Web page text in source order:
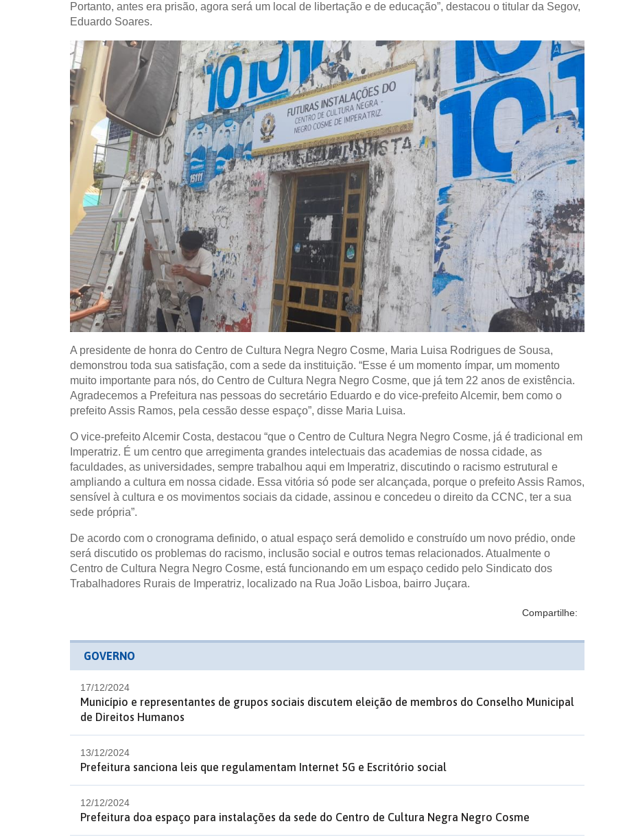
Portanto, antes era prisão, agora será um local de libertação e de educação”, destacou o titular da Segov,
Eduardo Soares.
A presidente de honra do Centro de Cultura Negra Negro Cosme, Maria Luisa Rodrigues de Sousa,
demonstrou toda sua satisfação, com a sede da instituição. “Esse é um momento ímpar, um momento
muito importante para nós, do Centro de Cultura Negra Negro Cosme, que já tem 22 anos de existência.
Agradecemos a Prefeitura nas pessoas do secretário Eduardo e do vice-prefeito Alcemir, bem como o
prefeito Assis Ramos, pela cessão desse espaço”, disse Maria Luisa.
O vice-prefeito Alcemir Costa, destacou “que o Centro de Cultura Negra Negro Cosme, já é tradicional em
Imperatriz. É um centro que arregimenta grandes intelectuais das academias de nossa cidade, as
faculdades, as universidades, sempre trabalhou aqui em Imperatriz, discutindo o racismo estrutural e
ampliando a cultura em nossa cidade. Essa vitória só pode ser alcançada, porque o prefeito Assis Ramos,
sensível à cultura e os movimentos sociais da cidade, assinou e concedeu o direito da CCNC, ter a sua
sede própria”.
De acordo com o cronograma definido, o atual espaço será demolido e construído um novo prédio, onde
será discutido os problemas do racismo, inclusão social e outros temas relacionados. Atualmente o
Centro de Cultura Negra Negro Cosme, está funcionando em um espaço cedido pelo Sindicato dos
Trabalhadores Rurais de Imperatriz, localizado na Rua João Lisboa, bairro Juçara.
Compartilhe:
GOVERNO
17/12/2024
Município e representantes de grupos sociais discutem eleição de membros do Conselho Municipal
de Direitos Humanos
13/12/2024
Prefeitura sanciona leis que regulamentam Internet 5G e Escritório social
12/12/2024
Prefeitura doa espaço para instalações da sede do Centro de Cultura Negra Negro Cosme